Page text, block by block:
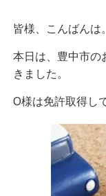
皆様、こんばんは。
本日は、豊中市の
きました。
O様は免許取得し